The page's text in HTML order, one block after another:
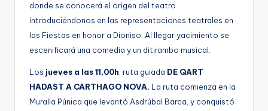
donde se conocerá el origen del teatro
introduciéndonos en las representaciones teatrales en
las Fiestas en honor a Dioniso. Al llegar yacimiento se
escenificará una comedia y un ditirambo musical.
Los jueves a las 11,00h, ruta guiada DE QART
HADAST A CARTHAGO NOVA. La ruta comienza en la
Muralla Púnica que levantó Asdrúbal Barca, y conquistó